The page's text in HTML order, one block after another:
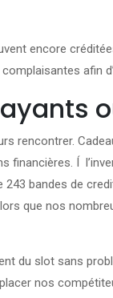
encore
afin
rencontrer.
financières. Í
bandes de
que nos
du slot sans
nos